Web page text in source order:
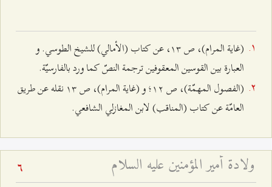
(غاية المرام)، ص ۱٣، عن كتاب (الأمالي) للشيخ الطوسي. و
العبارة بين القوسين المعقوفين ترجمة النصّ كما ورد بالفارسيّة.
(الفصول المهمّة)، ص ۱٢؛ و (غاية المرام)، ص ۱٣ نقله عن طريق
العامّة عن كتاب (المناقب) لابن المغازلي الشافعي.
ولادة أمير المؤمنين عليه السلام 6